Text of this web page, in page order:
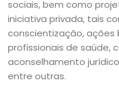
sociais, bem como
iniciativa privada, tais
conscientização,
profissionais de saúde,
aconselhamento
entre outras.